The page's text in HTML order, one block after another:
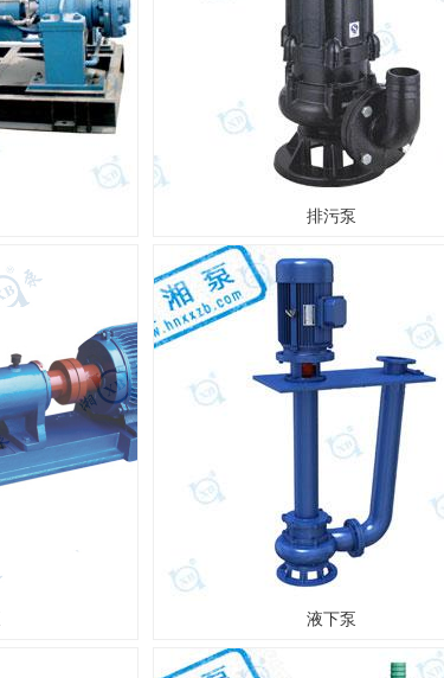
排污泵
液下泵